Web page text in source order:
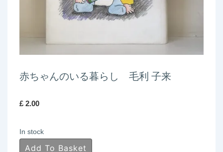
赤ちゃんのいる暮らし 毛利 子来
£ 2.00
In stock
Add To Basket